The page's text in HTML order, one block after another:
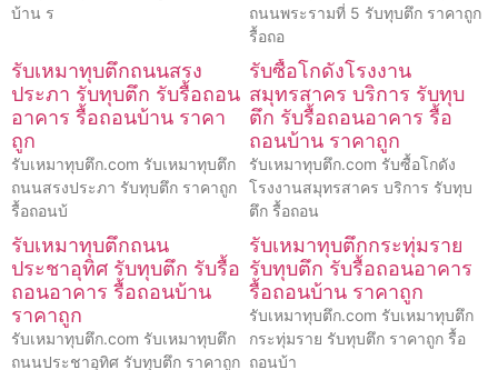
บ้าน ร
ถนนพระรามที่ 5 รับทุบตึก ราคาถูก
รื้อถอ
รับเหมาทุบตึกถนนสรง
ประภา รับทุบตึก รับรื้อถอน
อาคาร รื้อถอนบ้าน ราคา
ถูก
รับเหมาทุบตึก.com รับเหมาทุบตึก
ถนนสรงประภา รับทุบตึก ราคาถูก
รื้อถอนบ้
รับซื้อโกดังโรงงาน
สมุทรสาคร บริการ รับทุบ
ตึก รับรื้อถอนอาคาร รื้อ
ถอนบ้าน ราคาถูก
รับเหมาทุบตึก.com รับซื้อโกดัง
โรงงานสมุทรสาคร บริการ รับทุบ
ตึก รื้อถอน
รับเหมาทุบตึกถนน
ประชาอุทิศ รับทุบตึก รับรื้อ
ถอนอาคาร รื้อถอนบ้าน
ราคาถูก
รับเหมาทุบตึก.com รับเหมาทุบตึก
ถนนประชาอุทิศ รับทุบตึก ราคาถูก
รับเหมาทุบตึกกระทุ่มราย
รับทุบตึก รับรื้อถอนอาคาร
รื้อถอนบ้าน ราคาถูก
รับเหมาทุบตึก.com รับเหมาทุบตึก
กระทุ่มราย รับทุบตึก ราคาถูก รื้อ
ถอนบ้า